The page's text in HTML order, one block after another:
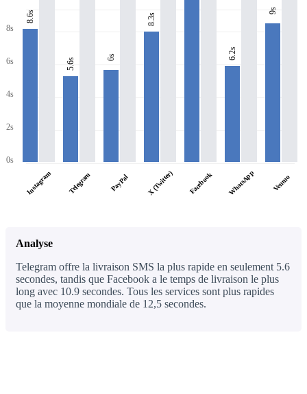
8s
6s
4s
2s
0s
8.6s
Instagram
5.6s
Telegram
6s
PayPal
8.3s
X (Twitter) Facebook
6.2s
WhatsApp
9s
Venmo
Analyse
Telegram offre la livraison SMS la plus rapide en seulement 5.6
secondes, tandis que Facebook a le temps de livraison le plus
long avec 10.9 secondes. Tous les services sont plus rapides
que la moyenne mondiale de 12,5 secondes.